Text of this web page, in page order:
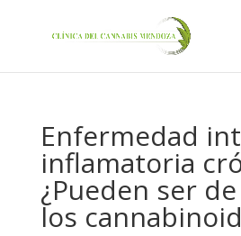
Enfermedad
inflamatoria
¿Pueden ser
los